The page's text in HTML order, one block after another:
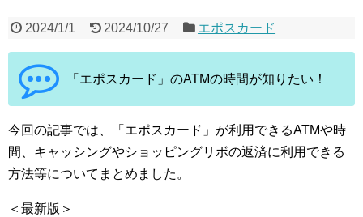
2024/1/1 2024/10/27 エポスカード
「エポスカード」のATMの時間が知りたい！
今回の記事では、「エポスカード」が利用できるATMや時
間、キャッシングやショッピングリボの返済に利用できる
方法等についてまとめました。
＜最新版＞